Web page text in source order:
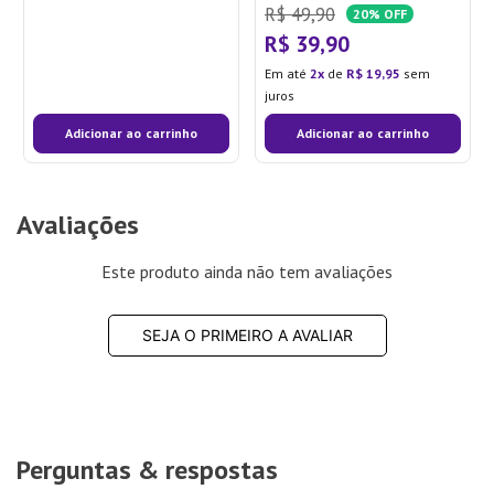
Adicionar ao carrinho
R$ 49,90 20% OFF
R$ 39,90
Em até 2 de R$ 19,95 sem
juros
Adicionar ao carrinho
Avaliações
Este produto ainda não tem avaliações
SEJA O PRIMEIRO A AVALIAR
Perguntas & respostas